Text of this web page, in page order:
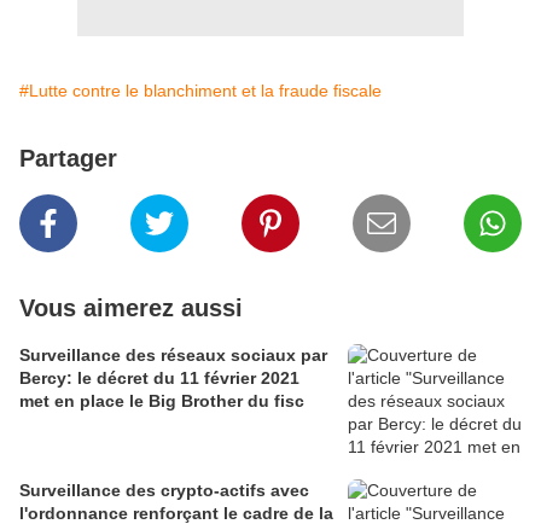
#Lutte contre le blanchiment et la fraude fiscale
Partager
Vous aimerez aussi
Surveillance des réseaux sociaux par
Bercy: le décret du 11 février 2021
met en place le Big Brother du fisc
Surveillance des crypto-actifs avec
l'ordonnance renforçant le cadre de la